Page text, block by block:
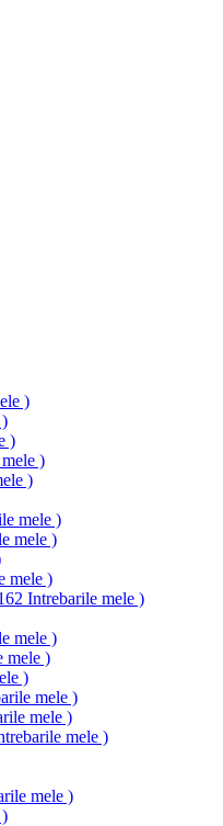
)
)
)
)
)
mele )
mele )
mele )
Intrebarile mele )
mele )
mele )
)
mele )
mele )
mele )
mele )
)